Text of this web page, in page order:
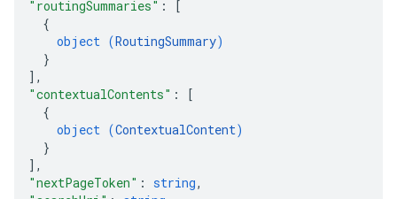
"routingSummaries" :
[
{
object (RoutingSummary)
}
] ,
"contextualContents" :
[
{
object (ContextualContent)
}
] ,
"nextPageToken" : string,